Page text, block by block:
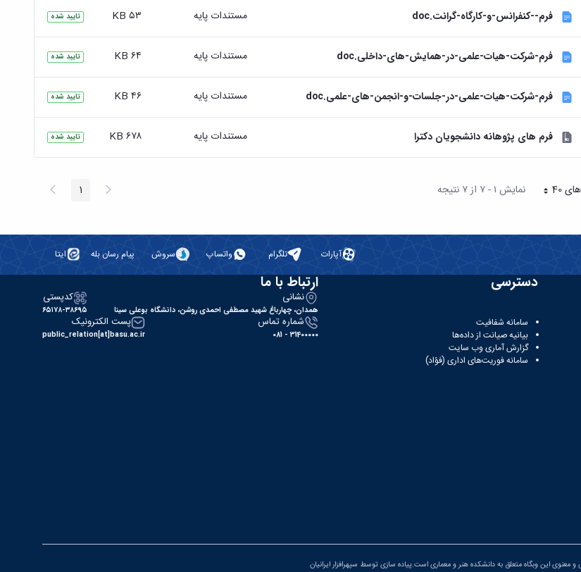
فرم--کنفرانس-و-کارگاه-گرانت.doc مستندات پایه ۵۳ KB تایید شده
فرم-شرکت-هیات-علمی-در-همایش-های-داخلی.doc مستندات پایه ۶۴ KB تایید شده
فرم-شرکت-هیات-علمی-در-جلسات-و-انجمن-های-علمی.doc مستندات پایه ۴۶ KB تایید شده
فرم های پژوهانه دانشجویان دکترا مستندات پایه ۶۷۸ KB تایید شده
40
هر صفحه نمایش ۱ - ۷ از ۷ نتیجه پیغام صفحه1 صفحه
آپارات تلگرام واتساپ سروش پیام رسان بله ایتا
دسترسی
سامانه شفافیت
بیانیه صیانت از داده‌ها
گزارش آماری وب‌ سایت
سامانه فوریت‌های اداری (فؤاد)
ارتباط با ما
نشانی
همدان، چهارباغ شهید مصطفی احمدی روشن، دانشگاه بوعلی سینا
کدپستی
۶۵۱۷۸-۳۸۶۹۵
شماره تماس
31400000 - 081
پست الکترونیک
public_relation[at]basu.ac.ir
و معنوی این وبگاه متعلق به دانشکده هنر و معماری است.پیاده سازی توسط سپهرافزار ایرانیان